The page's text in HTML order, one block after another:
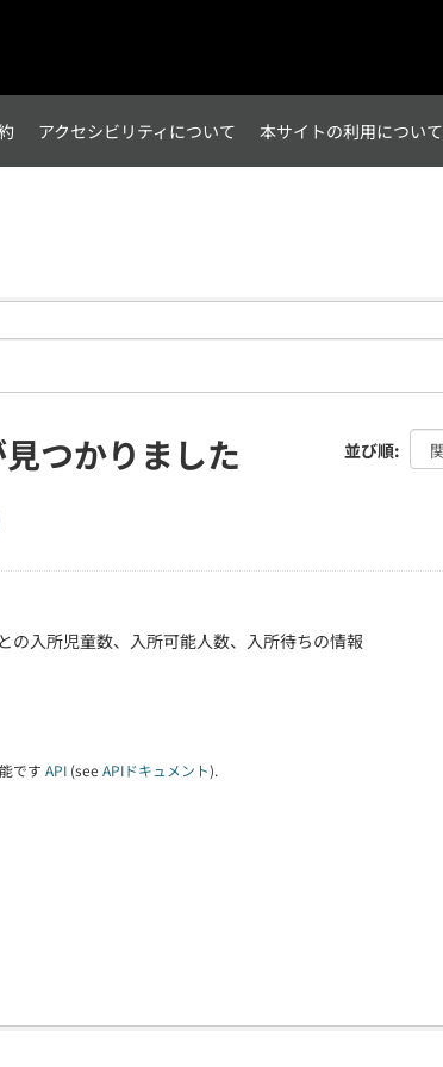
アクセシビリティについて 本サイトの利用について
並び順
つかりました
の入所児童数、入所可能人数、入所待ちの情報
です API (see APIドキュメント).